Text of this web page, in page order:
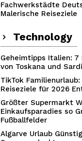
Fachwerkstädte
Malerische Reiseziele
Technology
Geheimtipps Italien: 7
von Toskana und
TikTok
Reiseziele für 2026
Größter Supermarkt
Einkaufsparadies so
Fußballfelder
Algarve Urlaub